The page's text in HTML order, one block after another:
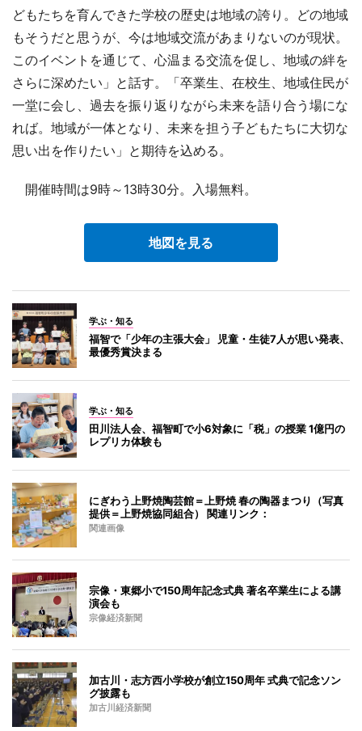
どもたちを育んできた学校の歴史は地域の誇り。どの地域
もそうだと思うが、今は地域交流があまりないのが現状。
このイベントを通じて、心温まる交流を促し、地域の絆を
さらに深めたい」と話す。「卒業生、在校生、地域住民が
一堂に会し、過去を振り返りながら未来を語り合う場にな
れば。地域が一体となり、未来を担う子どもたちに大切な
思い出を作りたい」と期待を込める。
開催時間は9時～13時30分。入場無料。
地図を見る
学ぶ・知る
福智で「少年の主張大会」 児童・生徒7人が思い発表、
最優秀賞決まる
学ぶ・知る
田川法人会、福智町で小6対象に「税」の授業 1億円の
レプリカ体験も
にぎわう上野焼陶芸館＝上野焼 春の陶器まつり（写真
提供＝上野焼協同組合） 関連リンク：
関連画像
宗像・東郷小で150周年記念式典 著名卒業生による講
演会も
宗像経済新聞
加古川・志方西小学校が創立150周年 式典で記念ソン
グ披露も
加古川経済新聞